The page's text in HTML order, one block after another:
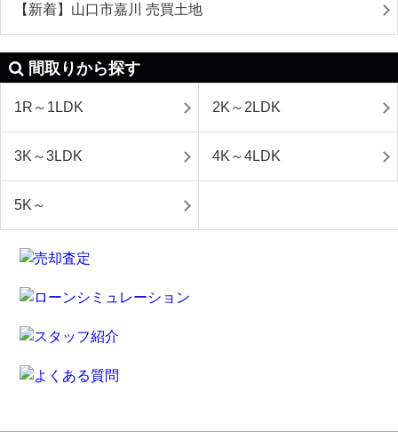
【新着】山口市嘉川 売買土地
間取りから探す
1R～1LDK 2K～2LDK
3K～3LDK 4K～4LDK
5K～